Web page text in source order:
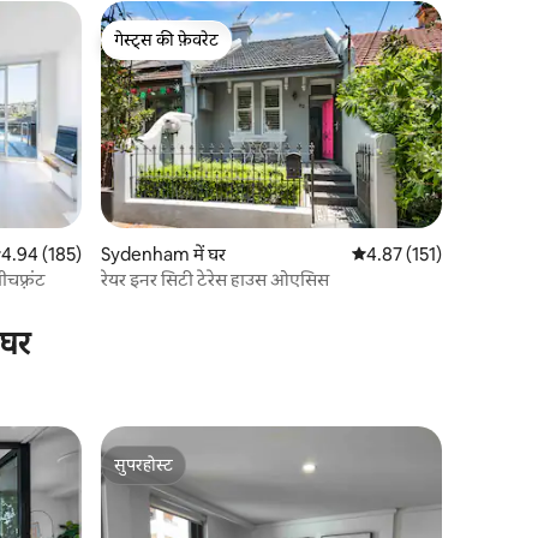
रेटिंग 5 में से 4.94, 185 समीक्षाएँ
4.94 (185)
गेस्ट्स की फ़ेवरेट
गेस्ट्स की फ़ेवरेट
Sydenham में घर औसत रेटिंग 5 में से 4.87,
4.87 (151)
रेयर इनर सिटी टेरेस हाउस ओएसिस
सुपरहोस्ट
सुपरहोस्ट